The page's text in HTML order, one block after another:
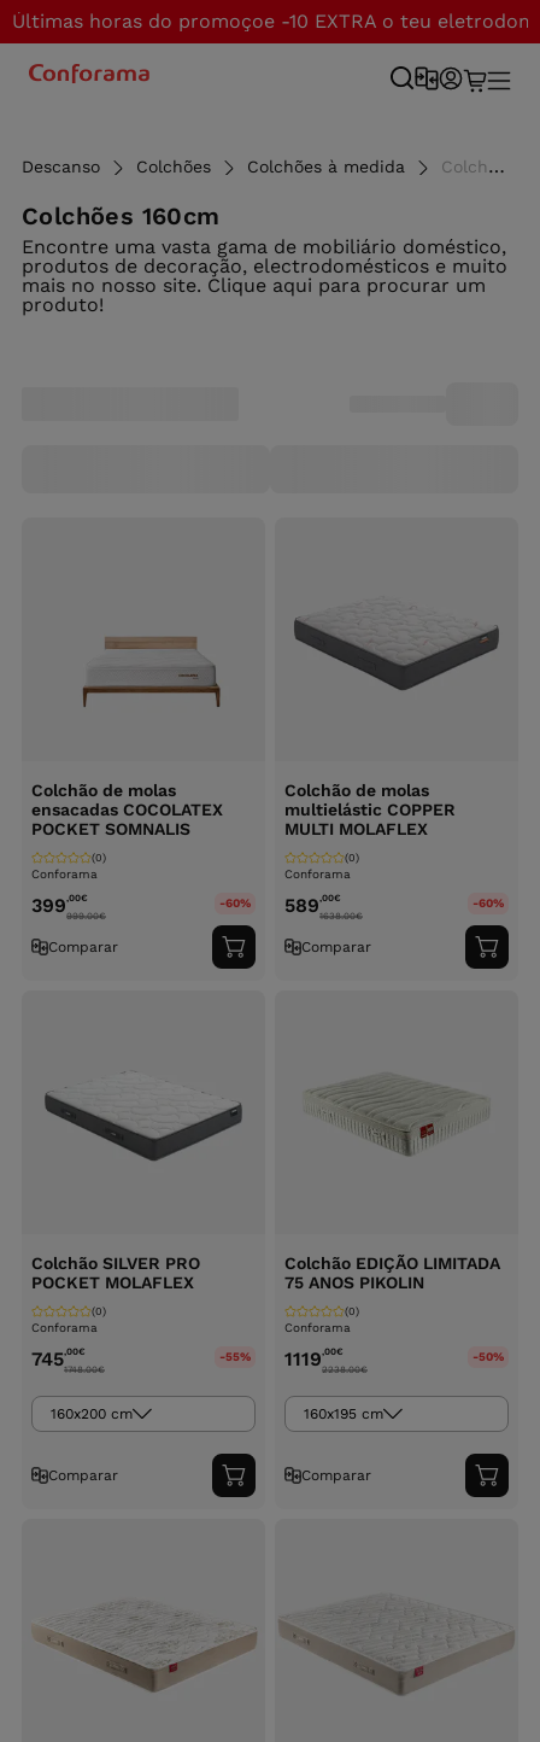
Últimas horas do promoçoe -10 EXTRA o teu
Descanso Colchões Colchões à medida Colchões 160cm - Conforama
Colchões 160cm
Encontre uma vasta gama de mobiliário doméstico,
produtos de decoração, electrodomésticos e muito
mais no nosso site. Clique aqui para procurar um
produto!
Colchão de molas
ensacadas COCOLATEX
POCKET SOMNALIS
Conforama
(0)
399,00€
999.00€
-60%
Comparar
Adicionar
ao
Colchão de molas
multielástic COPPER
MULTI MOLAFLEX
Conforama
(0)
589,00€
1638.00€
-60%
Comparar
ao
Colchão SILVER PRO
POCKET MOLAFLEX
Conforama
(0)
745,00€
1748.00€
-55%
160x200 cm
Comparar
Adicionar
ao
Colchão EDIÇÃO LIMITADA
75 ANOS PIKOLIN
Conforama
(0)
1119,00€
2238.00€
-50%
160x195 cm
Comparar
ao